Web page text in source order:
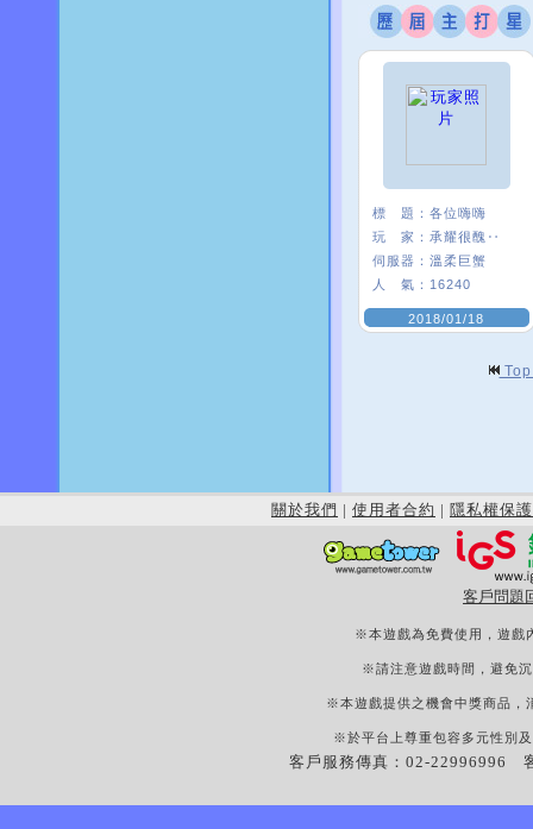
標 題： 各位嗨嗨
玩 家： 承耀很醜‥
伺服器： 溫柔巨蟹
人 氣： 16240
2018/01/18
關於我們 | 使用者合約 | 隱私權保護
客戶問題
※本遊戲為免費使用，遊戲
※請注意遊戲時間，避免
※本遊戲提供之機會中獎商品，
※於平台上尊重包容多元性別
客戶服務傳真：02-22996996